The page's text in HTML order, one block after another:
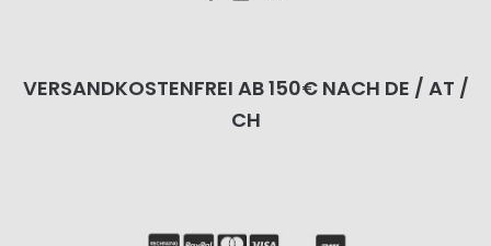
VERSANDKOSTENFREI AB 150€ NACH DE / AT /
CH